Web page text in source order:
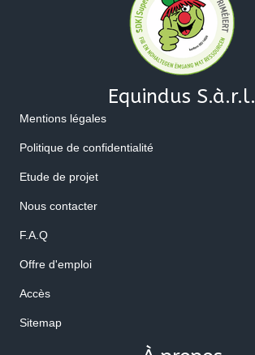
Equindus S.à.r.l.
Mentions légales
Politique de confidentialité
Etude de projet
Nous contacter
F.A.Q
Offre d'emploi
Accès
Sitemap